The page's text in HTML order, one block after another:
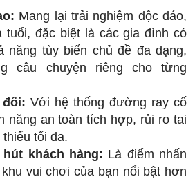
Mang lại trải nghiệm độc đáo,
tuổi, đặc biệt là các gia đình có
năng tùy biến chủ đề đa dạng,
câu chuyện riêng cho từng
Với hệ thống đường ray cố
năng an toàn tích hợp, rủi ro tai
tối đa.
khách hàng: Là điểm nhấn
vui chơi của bạn nổi bật hơn